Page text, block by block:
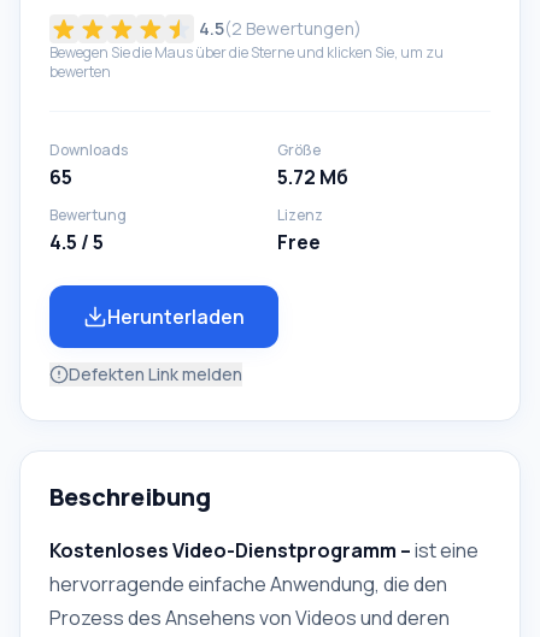
4.5(2 Bewertungen)
Bewegen Sie die Maus über die Sterne und klicken Sie, um zu
bewerten
Downloads
65
Größe
5.72 Мб
Bewertung
4.5 / 5
Lizenz
Free
Herunterladen
Defekten Link melden
Beschreibung
Kostenloses Video-Dienstprogramm –ist eine
hervorragende einfache Anwendung, die den
Prozess des Ansehens von Videos und deren